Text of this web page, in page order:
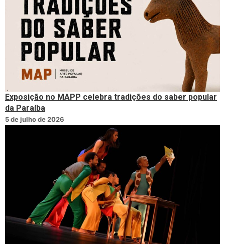
Exposição no MAPP celebra tradições do saber popular
da Paraíba
5 de julho de 2026